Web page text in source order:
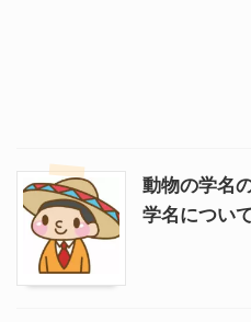
動物の学名
学名につい